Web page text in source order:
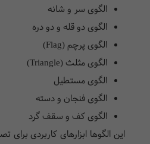
الگوی سر و شانه
الگوی دو قله و دو دره
الگوی پرچم (Flag)
الگوی مثلث (Triangle)
الگوی مستطیل
الگوی فنجان و دسته
الگوی کف و سقف گرد
این الگوها ابزارهای کاربردی برای